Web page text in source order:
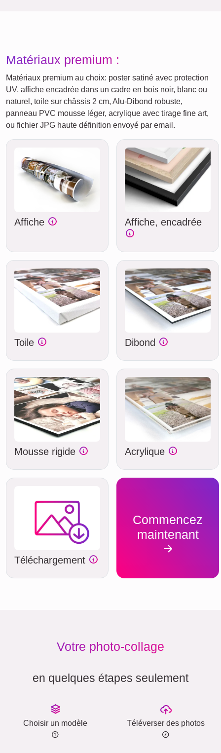
Matériaux premium :
Matériaux premium au choix: poster satiné avec protection
UV, affiche encadrée dans un cadre en bois noir, blanc ou
naturel, toile sur châssis 2 cm, Alu-Dibond robuste,
panneau PVC mousse léger, acrylique avec tirage fine art,
ou fichier JPG haute définition envoyé par email.
Affiche Affiche, encadrée
Toile Dibond
Mousse rigide Acrylique
Téléchargement
Commencez
maintenant
Votre photo-collage
en quelques étapes seulement
Choisir un modèle Téléverser des photos